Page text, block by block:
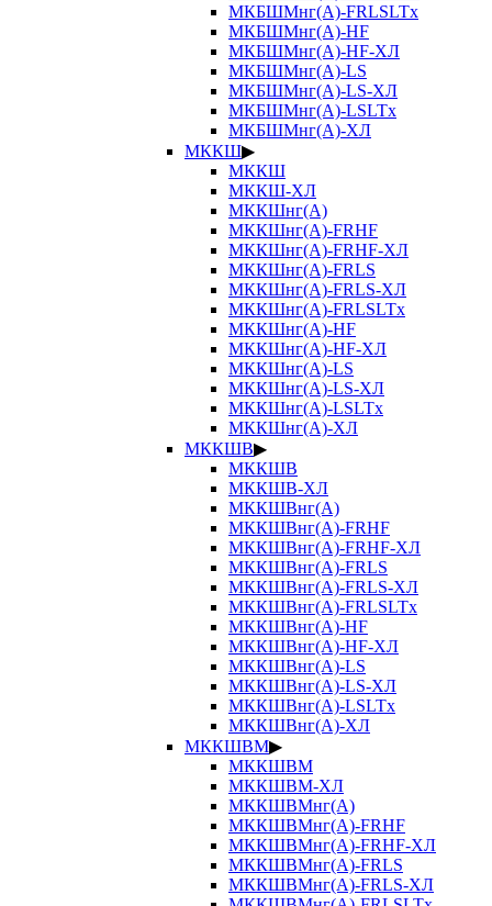
МКБШМнг(А)-FRLSLTx
МКБШМнг(А)-HF
МКБШМнг(А)-HF-ХЛ
МКБШМнг(А)-LS
МКБШМнг(А)-LS-ХЛ
МКБШМнг(А)-LSLTx
МКБШМнг(А)-ХЛ
МККШ▶
МККШ
МККШ-ХЛ
МККШнг(А)
МККШнг(А)-FRHF
МККШнг(А)-FRHF-ХЛ
МККШнг(А)-FRLS
МККШнг(А)-FRLS-ХЛ
МККШнг(А)-FRLSLTx
МККШнг(А)-HF
МККШнг(А)-HF-ХЛ
МККШнг(А)-LS
МККШнг(А)-LS-ХЛ
МККШнг(А)-LSLTx
МККШнг(А)-ХЛ
МККШВ▶
МККШВ
МККШВ-ХЛ
МККШВнг(А)
МККШВнг(А)-FRHF
МККШВнг(А)-FRHF-ХЛ
МККШВнг(А)-FRLS
МККШВнг(А)-FRLS-ХЛ
МККШВнг(А)-FRLSLTx
МККШВнг(А)-HF
МККШВнг(А)-HF-ХЛ
МККШВнг(А)-LS
МККШВнг(А)-LS-ХЛ
МККШВнг(А)-LSLTx
МККШВнг(А)-ХЛ
МККШВМ▶
МККШВМ
МККШВМ-ХЛ
МККШВМнг(А)
МККШВМнг(А)-FRHF
МККШВМнг(А)-FRHF-ХЛ
МККШВМнг(А)-FRLS
МККШВМнг(А)-FRLS-ХЛ